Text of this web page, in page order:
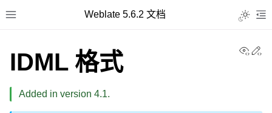
Toggle site navigation sidebar
Weblate 5.6.2 文档 Toggle
IDML 格式
Added in version 4.1.